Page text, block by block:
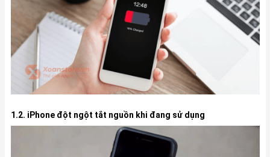
1.2. iPhone đột ngột tắt nguồn khi đang sử dụng